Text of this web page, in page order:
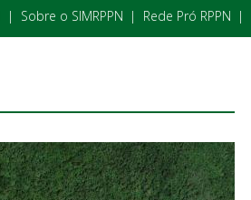
Sobre o SIMRPPN Rede Pró RPPN